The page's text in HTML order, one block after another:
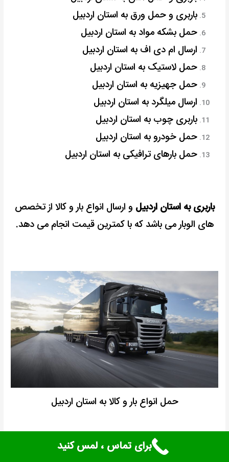
باربری و حمل ورق به استان اردبیل
حمل بشکه مواد به استان اردبیل
ارسال ام دی اف به استان اردبیل
حمل لاستیک به استان اردبیل
حمل جهیزیه به استان اردبیل
ارسال میلگرد به استان اردبیل
باربری چوب به استان اردبیل
حمل خودرو به استان اردبیل
حمل بارهای ترافیکی به استان اردبیل
باربری به استان اردبیل و ارسال انواع بار و کالا از تخصص
های الوبار می باشد که با کمترین قیمت انجام می دهد.
حمل انواع بار و کالا به استان اردبیل
حمل بار به گیلان توسط الوبار با بهترین شرایط و بالاترین
برای تماس ، لمس کنید